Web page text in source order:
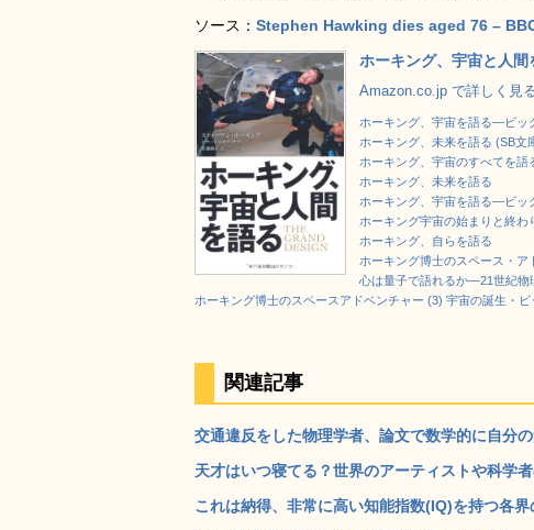
ソース： Stephen Hawking dies aged 76 –
ホーキング、宇宙と人間
Amazon.co.jp で詳しく見
ホーキング、宇宙を語る―ビッ
ホーキング、未来を語る (SB文
ホーキング、宇宙のすべてを語
ホーキング、未来を語る
ホーキング、宇宙を語る―ビッ
ホーキング宇宙の始まりと終わ
ホーキング、自らを語る
ホーキング博士のスペース・
心は量子で語れるか―21世紀物
ホーキング博士のスペースアドベンチャー (3) 宇宙の誕生・
関連記事
交通違反をした物理学者、論文で数学的に自分
天才はいつ寝てる？世界のアーティストや科学
これは納得、非常に高い知能指数(IQ)を持つ各